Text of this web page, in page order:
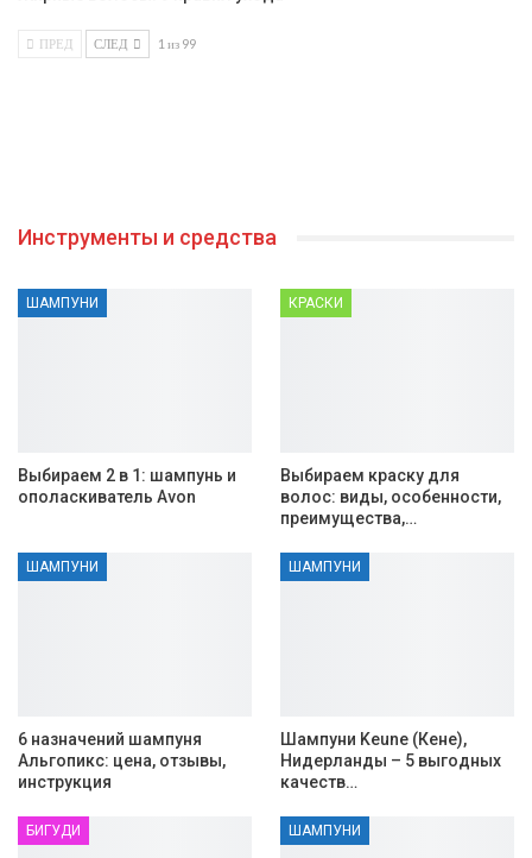
ПРЕД СЛЕД 1 из 99
Инструменты и средства
ШАМПУНИ
Выбираем 2 в 1: шампунь и
ополаскиватель Avon
КРАСКИ
Выбираем краску для
волос: виды, особенности,
преимущества,…
ШАМПУНИ
6 назначений шампуня
Альгопикс: цена, отзывы,
инструкция
ШАМПУНИ
Шампуни Keune (Кене),
Нидерланды – 5 выгодных
качеств…
БИГУДИ ШАМПУНИ